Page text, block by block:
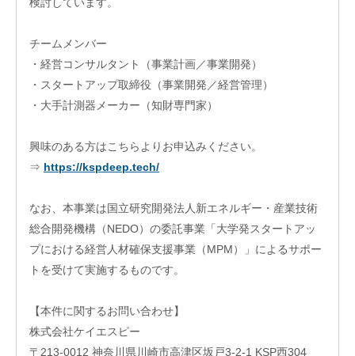
入
居
投
資
先
業
ト
ワー
チームメンバー
・経営コンサルタント（事業計画／事業開発）
・スタートアップ取締役（事業開発／経営管理）
・大手計測器メーカー（知財専門家）
興味のある方はこちらよりお申込みください。
⇒ https://kspdeep.tech/
なお、本事業は国立研究開発法人新エネルギー・産業技術
総合開発機構（NEDO）の委託事業「大学発スタートアッ
プにおける経営人材確保支援事業（MPM）」によるサポー
トを受けて実施するものです。
【本件に関するお問い合わせ】
株式会社ケイエスピー
〒213-0012 神奈川県川崎市高津区坂戸3-2-1 KSP西304